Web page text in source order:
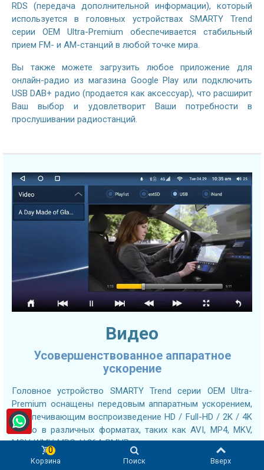
RDS (передача дополнительной информации), который
используется в головных устройствах SMARTY Trend
серии OEM Ultra-Premium обеспечивается стабильный
прием FM- и AM-станций в любой точке мира.
Вы также можете загрузить любое приложение для
онлайн-радио из магазина Google Play или подключить
USB DAB+ радио (продается как аксессуар), что расширит
Ваш выбор и удовлетворит Ваши потребности в
прослушивании радиостанций.
Видео
Усовершенствованное аппаратное
ускорение
Головное устройство SMARTY Trend серии OEM Ultra-
Premium оснащены передовым аппаратным ускорением,
обеспечивающим воспроизведение HD / Full-HD / 2K / 4K
видео в различных форматах, таких как AVI, MP4, MKV,
MOV, WMV, MPG, H.264, RMVB и многих других.
Кроме того, Вы можете установить приложение YouTube
Корзина
0
Поиск Вверх